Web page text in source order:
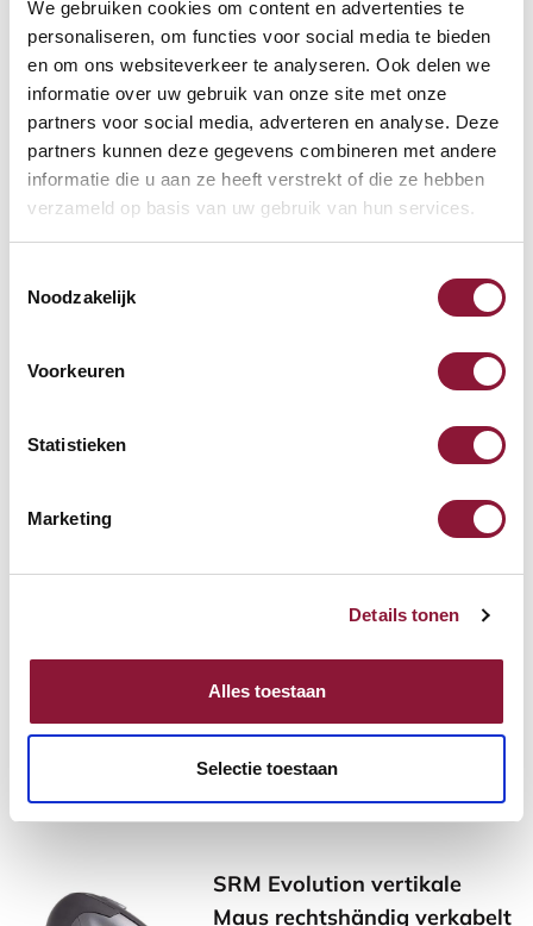
We gebruiken cookies om content en advertenties te
personaliseren, om functies voor social media te bieden
en om ons websiteverkeer te analyseren. Ook delen we
informatie over uw gebruik van onze site met onze
partners voor social media, adverteren en analyse. Deze
partners kunnen deze gegevens combineren met andere
informatie die u aan ze heeft verstrekt of die ze hebben
verzameld op basis van uw gebruik van hun services.
Noodzakelijk
Voorkeuren
Statistieken
Marketing
Details tonen
Alles toestaan
Selectie toestaan
S-board 840 Design
kabelgebundene Mini-
Tastatur US silber
68,71
Inkl. MwSt.
Mauspad mit Gelfüllung
Andere Produkte, die für Sie
möglicherweise interessant sind!
SRM Evolution vertikale
Maus rechtshändig verkabelt